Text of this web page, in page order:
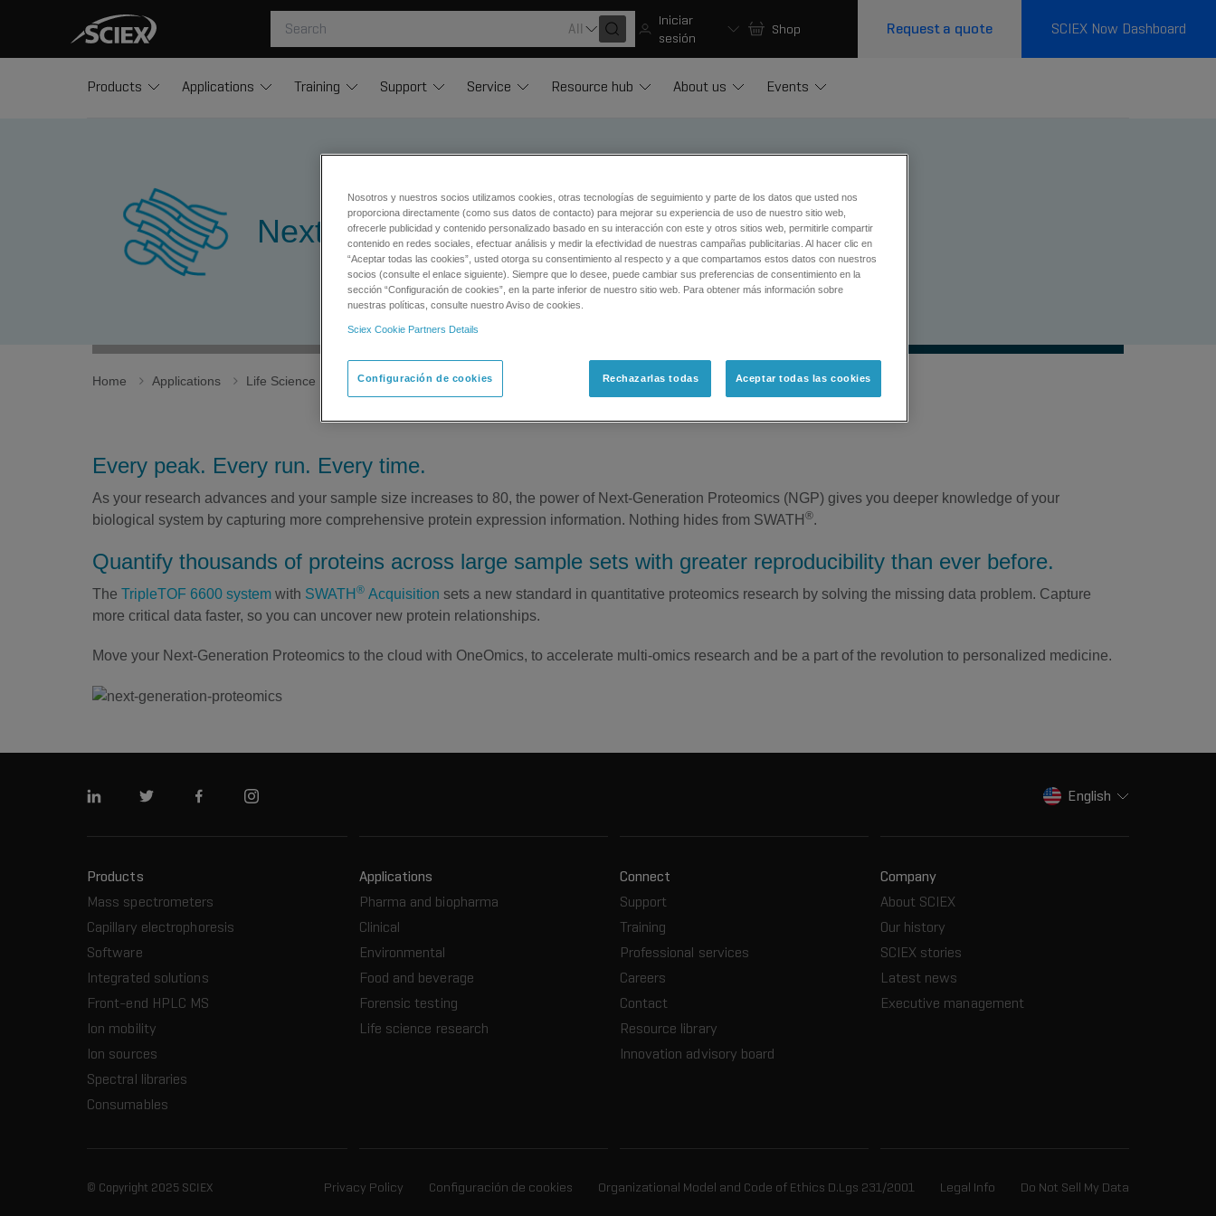
All
Iniciar
sesión
Shop Request a quote SCIEX Now Dashboard
Products Applications Training Support Service Resource hub About us Events
Next-Generation Proteomics
Home Applications Life Science Research Proteomics Next-Generation Proteomics
Every peak. Every run. Every time.
As your research advances and your sample size increases to 80, the power of Next-Generation Proteomics (NGP) gives you deeper knowledge of your
biological system by capturing more comprehensive protein expression information. Nothing hides from SWATH ®.
Quantify thousands of proteins across large sample sets with greater reproducibility than ever before.
The TripleTOF 6600 system with SWATH ® Acquisition sets a new standard in quantitative proteomics research by solving the missing data problem. Capture
more critical data faster, so you can uncover new protein relationships.
Move your Next-Generation Proteomics to the cloud with OneOmics, to accelerate multi-omics research and be a part of the revolution to personalized medicine.
Linkedin Twitter FacebookInstagram English
Products
Mass spectrometers
Capillary electrophoresis
Software
Integrated solutions
Front-end HPLC MS
Ion mobility
Ion sources
Spectral libraries
Consumables
Applications
Pharma and biopharma
Clinical
Environmental
Food and beverage
Forensic testing
Life science research
Connect
Support
Training
Professional services
Careers
Contact
Resource library
Innovation advisory board
Company
About SCIEX
Our history
SCIEX stories
Latest news
Executive management
© Copyright 2025 SCIEX Privacy Policy Configuración de cookies Organizational Model and Code of Ethics D.Lgs 231/2001 Legal Info Do Not Sell My Data
Nosotros y nuestros socios utilizamos cookies, otras tecnologías de seguimiento y parte de los datos que usted nos
proporciona directamente (como sus datos de contacto) para mejorar su experiencia de uso de nuestro sitio web,
ofrecerle publicidad y contenido personalizado basado en su interacción con este y otros sitios web, permitirle compartir
contenido en redes sociales, efectuar análisis y medir la efectividad de nuestras campañas publicitarias. Al hacer clic en
“Aceptar todas las cookies”, usted otorga su consentimiento al respecto y a que compartamos estos datos con nuestros
socios (consulte el enlace siguiente). Siempre que lo desee, puede cambiar sus preferencias de consentimiento en la
sección “Configuración de cookies”, en la parte inferior de nuestro sitio web. Para obtener más información sobre
nuestras políticas, consulte nuestro Aviso de cookies.
Sciex Cookie Partners Details
Configuración de cookies Rechazarlas todas Aceptar todas las cookies